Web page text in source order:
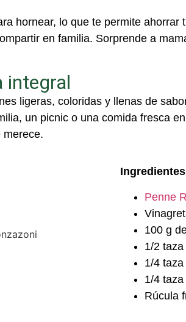
hornear, lo que te permite
en familia. Sorprende a
integral
ligeras, coloridas y llenas de
un picnic o una comida fresca
merece.
Ingredientes
Penne
100 g
1/2
1/4
1/4
Rúcula